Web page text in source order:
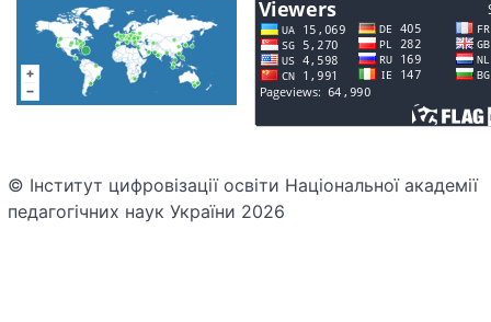
© Інститут цифровізації освіти Національної академії
педагогічних наук України 2026